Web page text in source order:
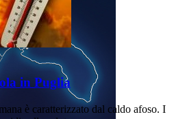
in Puglia
è caratterizzato dal caldo afoso. I